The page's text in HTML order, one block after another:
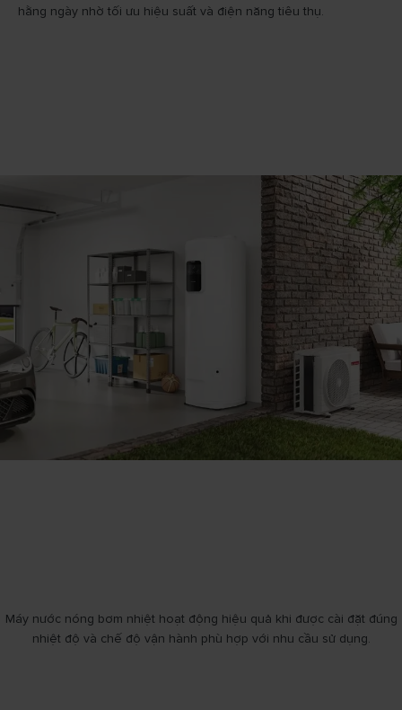
hằng ngày nhờ tối ưu hiệu suất và điện năng tiêu thụ.
Máy nước nóng bơm nhiệt hoạt động hiệu quả khi được cài đặt đúng
nhiệt độ và chế độ vận hành phù hợp với nhu cầu sử dụng.